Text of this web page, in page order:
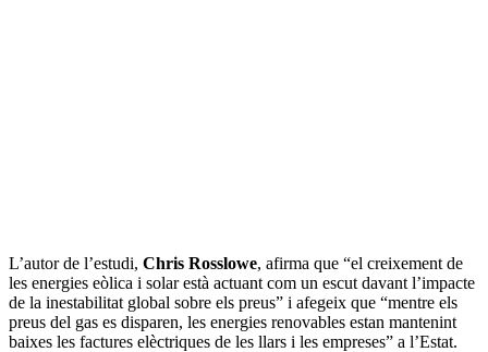
L’autor de l’estudi, Chris Rosslowe, afirma que “el creixement de
les energies eòlica i solar està actuant com un escut davant l’impacte
de la inestabilitat global sobre els preus” i afegeix que “mentre els
preus del gas es disparen, les energies renovables estan mantenint
baixes les factures elèctriques de les llars i les empreses” a l’Estat.